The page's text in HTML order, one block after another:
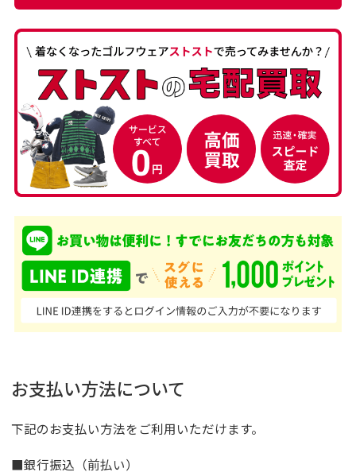
お支払い方法について
下記のお支払い方法をご利用いただけます。
■銀行振込（前払い）